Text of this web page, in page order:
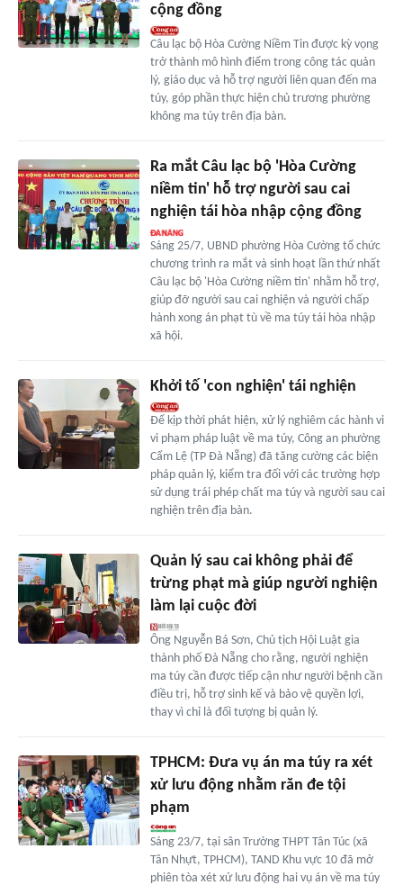
cộng đồng
Câu lạc bộ Hòa Cường Niềm Tin được kỳ vọng
trở thành mô hình điểm trong công tác quản
lý, giáo dục và hỗ trợ người liên quan đến ma
túy, góp phần thực hiện chủ trương phường
không ma túy trên địa bàn.
Ra mắt Câu lạc bộ 'Hòa Cường
niềm tin' hỗ trợ người sau cai
nghiện tái hòa nhập cộng đồng
Sáng 25/7, UBND phường Hòa Cường tổ chức
chương trình ra mắt và sinh hoạt lần thứ nhất
Câu lạc bộ 'Hòa Cường niềm tin' nhằm hỗ trợ,
giúp đỡ người sau cai nghiện và người chấp
hành xong án phạt tù về ma túy tái hòa nhập
xã hội.
Khởi tố 'con nghiện' tái nghiện
Để kịp thời phát hiện, xử lý nghiêm các hành vi
vi phạm pháp luật về ma túy, Công an phường
Cẩm Lệ (TP Đà Nẵng) đã tăng cường các biện
pháp quản lý, kiểm tra đối với các trường hợp
sử dụng trái phép chất ma túy và người sau cai
nghiện trên địa bàn.
Quản lý sau cai không phải để
trừng phạt mà giúp người nghiện
làm lại cuộc đời
Ông Nguyễn Bá Sơn, Chủ tịch Hội Luật gia
thành phố Đà Nẵng cho rằng, người nghiện
ma túy cần được tiếp cận như người bệnh cần
điều trị, hỗ trợ sinh kế và bảo vệ quyền lợi,
thay vì chỉ là đối tượng bị quản lý.
TPHCM: Đưa vụ án ma túy ra xét
xử lưu động nhằm răn đe tội
phạm
Sáng 23/7, tại sân Trường THPT Tân Túc (xã
Tân Nhựt, TPHCM), TAND Khu vực 10 đã mở
phiên tòa xét xử lưu động hai vụ án về ma túy